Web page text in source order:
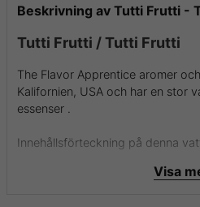
Beskrivning av Tutti Frutti -
Tutti Frutti /Tutti Frutti
The Flavor Apprentice aromer
Kalifornien, USA och har en stor
essenser .
Innehållsförteckning på denna
Visa